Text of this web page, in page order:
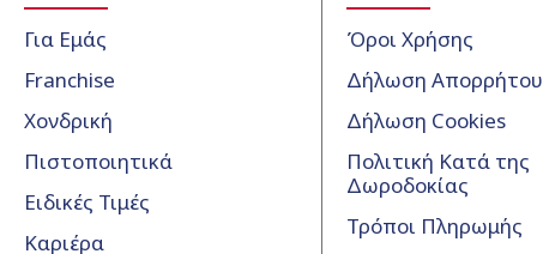
Για Εμάς
Franchise
Χονδρική
Πιστοποιητικά
Ειδικές Τιμές
Καριέρα
Όροι Χρήσης
Δήλωση Απορρήτου
Δήλωση Cookies
Πολιτική Κατά της
Δωροδοκίας
Τρόποι Πληρωμής